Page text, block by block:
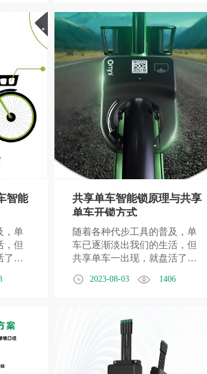
定
为
享单
原理
电与换电系统的优化以及优化
管理平台的建设，共享单车行
业可以更加高效地管理和运
营，从而实现可持续发展的目
智能
，单
，但
了传
典
，通
及
户
共享单车智能锁原理与共享
单车开锁方式
随着各种代步工具的普及，单
车已逐渐淡出我们的生活，但
共享单车一出现，就盘活了传
三秒之内就可以打开一部共享
个锁上，究竟共享单车智能锁
有什么特别?
2023-08-03 1406